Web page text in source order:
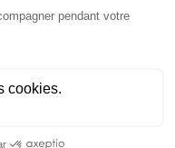
la revue en